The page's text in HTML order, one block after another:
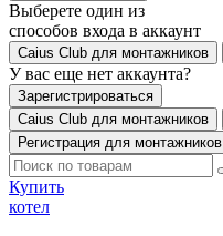
Выберете один из
способов входа в аккаунт
Caius Club для монтажников
У вас еще нет аккаунта?
Зарегистрироваться
Caius Club для монтажников
Регистрация для монтажников
Купить
котел